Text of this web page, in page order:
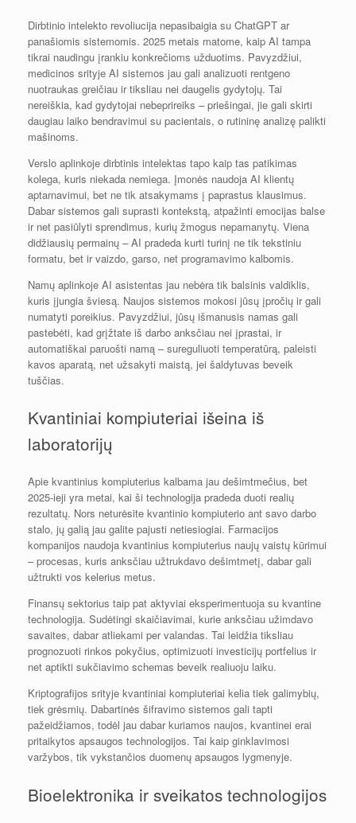
Dirbtinio intelekto revoliucija nepasibaigia su ChatGPT ar
panašiomis sistemomis. 2025 metais matome, kaip AI tampa
tikrai naudingu įrankiu konkrečioms užduotims. Pavyzdžiui,
medicinos srityje AI sistemos jau gali analizuoti rentgeno
nuotraukas greičiau ir tiksliau nei daugelis gydytojų. Tai
nereiškia, kad gydytojai nebeprireiks – priešingai, jie gali skirti
daugiau laiko bendravimui su pacientais, o rutininę analizę palikti
mašinoms.
Verslo aplinkoje dirbtinis intelektas tapo kaip tas patikimas
kolega, kuris niekada nemiega. Įmonės naudoja AI klientų
aptarnavimui, bet ne tik atsakymams į paprastus klausimus.
Dabar sistemos gali suprasti kontekstą, atpažinti emocijas balse
ir net pasiūlyti sprendimus, kurių žmogus nepamanytų. Viena
didžiausių permainų – AI pradeda kurti turinį ne tik tekstiniu
formatu, bet ir vaizdo, garso, net programavimo kalbomis.
Namų aplinkoje AI asistentas jau nebėra tik balsinis valdiklis,
kuris įjungia šviesą. Naujos sistemos mokosi jūsų įpročių ir gali
numatyti poreikius. Pavyzdžiui, jūsų išmanusis namas gali
pastebėti, kad grįžtate iš darbo anksčiau nei įprastai, ir
automatiškai paruošti namą – sureguliuoti temperatūrą, paleisti
kavos aparatą, net užsakyti maistą, jei šaldytuvas beveik
tuščias.
Kvantiniai kompiuteriai išeina iš
laboratorijų
Apie kvantinius kompiuterius kalbama jau dešimtmečius, bet
2025-ieji yra metai, kai ši technologija pradeda duoti realių
rezultatų. Nors neturėsite kvantinio kompiuterio ant savo darbo
stalo, jų galią jau galite pajusti netiesiogiai. Farmacijos
kompanijos naudoja kvantinius kompiuterius naujų vaistų kūrimui
– procesas, kuris anksčiau užtrukdavo dešimtmetį, dabar gali
užtrukti vos kelerius metus.
Finansų sektorius taip pat aktyviai eksperimentuoja su kvantine
technologija. Sudėtingi skaičiavimai, kurie anksčiau užimdavo
savaites, dabar atliekami per valandas. Tai leidžia tiksliau
prognozuoti rinkos pokyčius, optimizuoti investicijų portfelius ir
net aptikti sukčiavimo schemas beveik realiuoju laiku.
Kriptografijos srityje kvantiniai kompiuteriai kelia tiek galimybių,
tiek grėsmių. Dabartinės šifravimo sistemos gali tapti
pažeidžiamos, todėl jau dabar kuriamos naujos, kvantinei erai
pritaikytos apsaugos technologijos. Tai kaip ginklavimosi
varžybos, tik vykstančios duomenų apsaugos lygmenyje.
Bioelektronika ir sveikatos technologijos